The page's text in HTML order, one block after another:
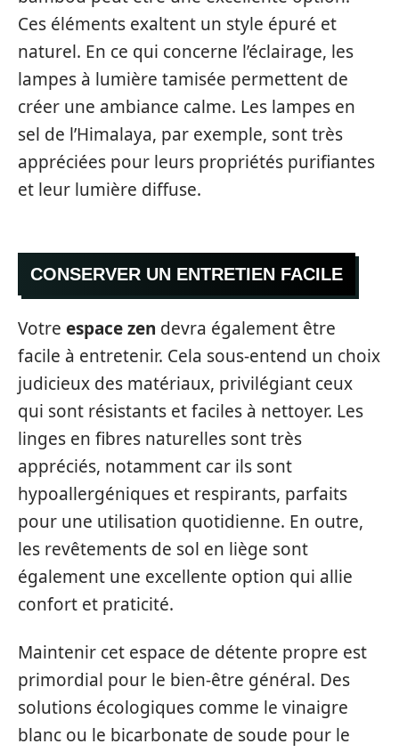
Ces éléments exaltent un style épuré et
naturel. En ce qui concerne l’éclairage, les
lampes à lumière tamisée permettent de
créer une ambiance calme. Les lampes en
sel de l’Himalaya, par exemple, sont très
appréciées pour leurs propriétés purifiantes
et leur lumière diffuse.
CONSERVER UN ENTRETIEN FACILE
Votre espace zen devra également être
facile à entretenir. Cela sous-entend un choix
judicieux des matériaux, privilégiant ceux
qui sont résistants et faciles à nettoyer. Les
linges en fibres naturelles sont très
appréciés, notamment car ils sont
hypoallergéniques et respirants, parfaits
pour une utilisation quotidienne. En outre,
les revêtements de sol en liège sont
également une excellente option qui allie
confort et praticité.
Maintenir cet espace de détente propre est
primordial pour le bien-être général. Des
solutions écologiques comme le vinaigre
blanc ou le bicarbonate de soude pour le